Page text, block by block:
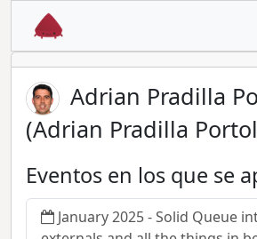
Adrian Pradilla
(Adrian Pradilla
Eventos en los que se
January 2025 - Solid Queue